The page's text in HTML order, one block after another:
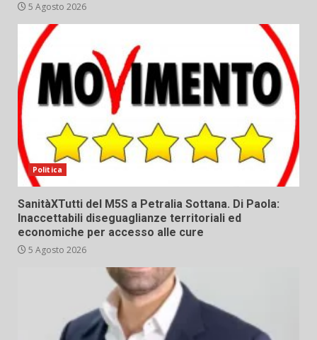
5 Agosto 2026
Politica
SanitàXTutti del M5S a Petralia Sottana. Di Paola:
Inaccettabili diseguaglianze territoriali ed
economiche per accesso alle cure
5 Agosto 2026